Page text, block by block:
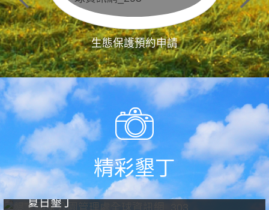
生態保護預約申請
精彩墾丁
夏日墾丁